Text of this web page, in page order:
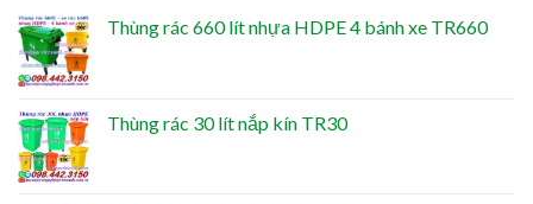
Thùng rác 660 lít nhựa HDPE 4 bánh xe TR660
Thùng rác 30 lít nắp kín TR30